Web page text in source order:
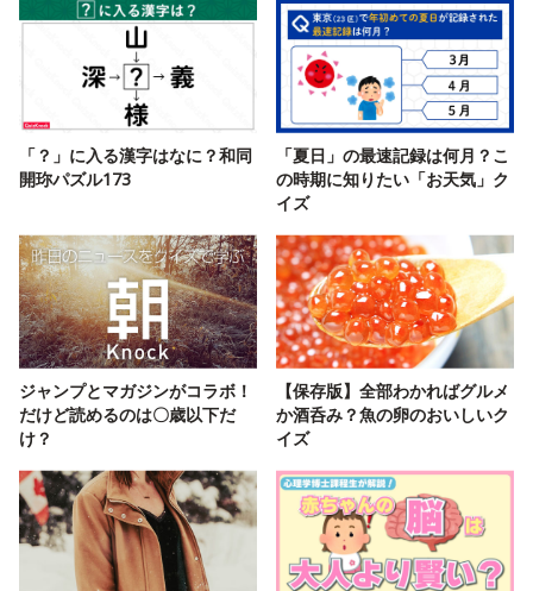
「？」に入る漢字はなに？和同
開珎パズル173
「夏日」の最速記録は何月？こ
の時期に知りたい「お天気」ク
イズ
ジャンプとマガジンがコラボ！
だけど読めるのは〇歳以下だ
け？
【保存版】全部わかればグルメ
か酒呑み？魚の卵のおいしいク
イズ